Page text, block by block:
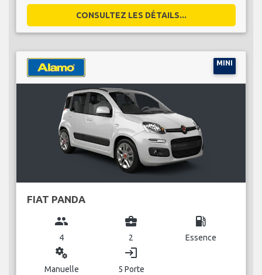
CONSULTEZ LES DÉTAILS...
MINI
FIAT PANDA
group
4
business_center
2
local_gas_station
Essence
miscellaneous_services
Manuelle
login
5 Porte